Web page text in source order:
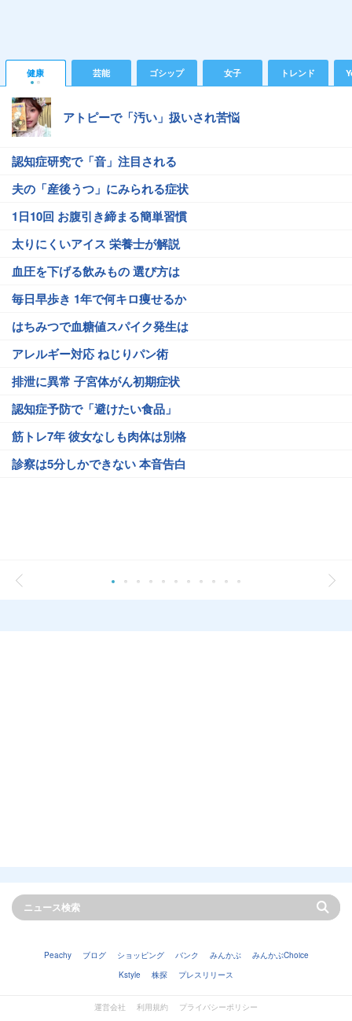
健康 芸能 ゴシップ 女子 トレンド
アトピーで「汚い」扱いされ苦悩
認知症研究で「音」注目される
夫の「産後うつ」にみられる症状
1日10回 お腹引き締まる簡単習慣
太りにくいアイス 栄養士が解説
血圧を下げる飲みもの 選び方は
毎日早歩き 1年で何キロ痩せるか
はちみつで血糖値スパイク発生は
アレルギー対応 ねじりパン術
排泄に異常 子宮体がん初期症状
認知症予防で「避けたい食品」
筋トレ7年 彼女なしも肉体は別格
診察は5分しかできない 本音告白
Peachy ブログ ショッピング バンク みんかぶ
みんかぶChoice
Kstyle
株探 プレスリリース
運営会社 利用規約 プライバシーポリシー